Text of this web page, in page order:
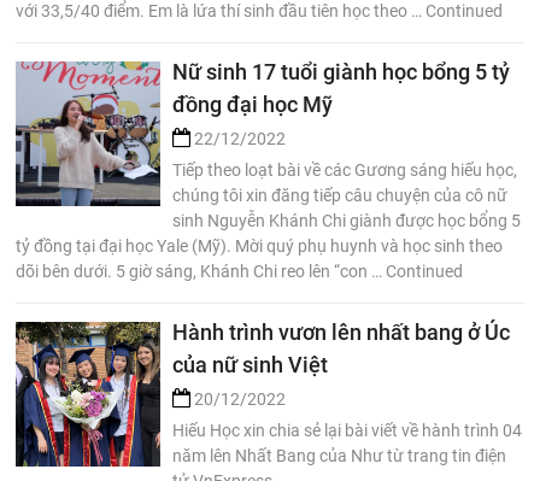
với 33,5/40 điểm. Em là lứa thí sinh đầu tiên học theo … Continued
Nữ sinh 17 tuổi giành học bổng 5 tỷ
đồng đại học Mỹ
22/12/2022
Tiếp theo loạt bài về các Gương sáng hiếu học,
chúng tôi xin đăng tiếp câu chuyện của cô nữ
sinh Nguyễn Khánh Chi giành được học bổng 5
tỷ đồng tại đại học Yale (Mỹ). Mời quý phụ huynh và học sinh theo
dõi bên dưới. 5 giờ sáng, Khánh Chi reo lên “con … Continued
Hành trình vươn lên nhất bang ở Úc
của nữ sinh Việt
20/12/2022
Hiếu Học xin chia sẻ lại bài viết về hành trình 04
năm lên Nhất Bang của Như từ trang tin điện